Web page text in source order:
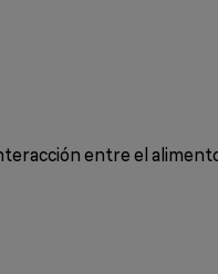
entre el